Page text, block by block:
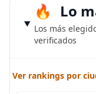
Lo
Los más
verificados
Ver rankings por